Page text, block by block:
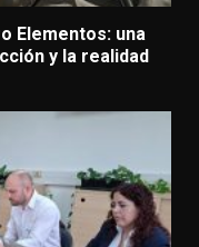
Elementos: una
y la realidad